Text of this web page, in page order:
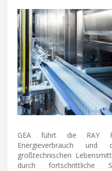
GEA führt die RAY
Energieverbrauch
großtechnischen
durch fortschrittliche